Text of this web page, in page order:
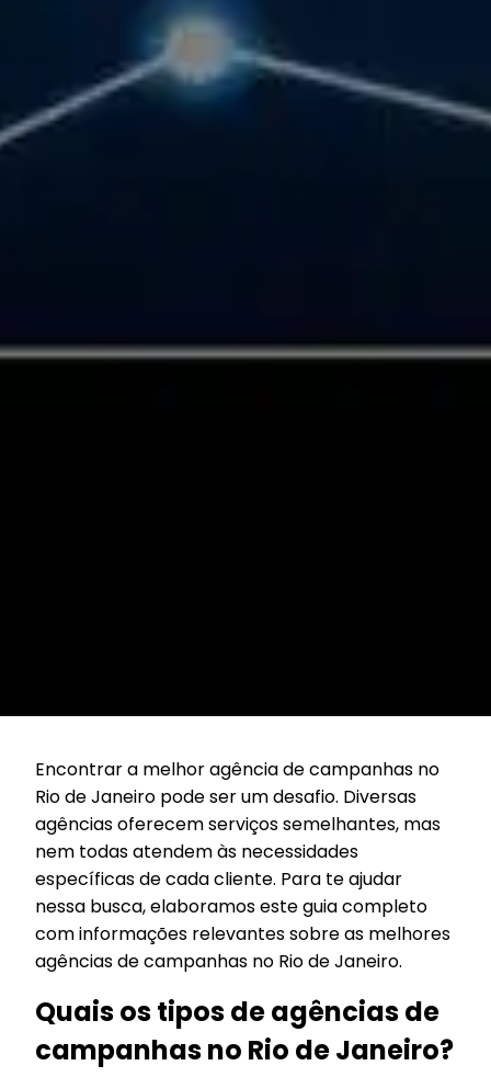
Encontrar a melhor agência de campanhas no
Rio de Janeiro pode ser um desafio. Diversas
agências oferecem serviços semelhantes, mas
nem todas atendem às necessidades
específicas de cada cliente. Para te ajudar
nessa busca, elaboramos este guia completo
com informações relevantes sobre as melhores
agências de campanhas no Rio de Janeiro.
Quais os tipos de agências de
campanhas no Rio de Janeiro?